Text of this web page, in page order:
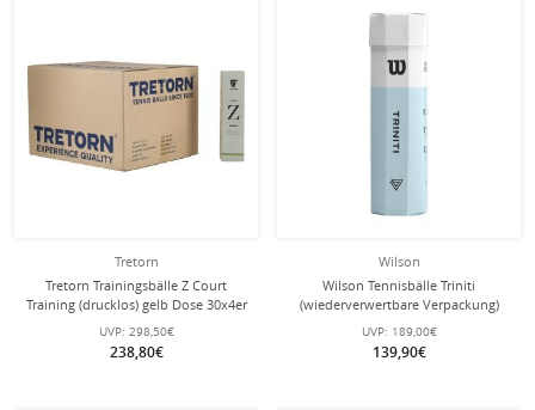
Tretorn
Tretorn Trainingsbälle Z Court
Training (drucklos) gelb Dose 30x4er
UVP: 298,50€
238,80€
Wilson
Wilson Tennisbälle Triniti
(wiederverwertbare Verpackung)
Dose 18x4er im Karton
UVP: 189,00€
139,90€